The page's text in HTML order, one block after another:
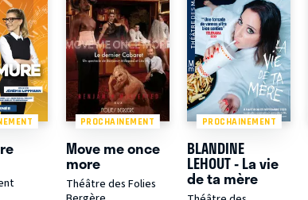
PROCHAINEMENT
Move me once
more
Théâtre des Folies
PROCHAINEMENT
BLANDINE
LEHOUT - La vie
de ta mère